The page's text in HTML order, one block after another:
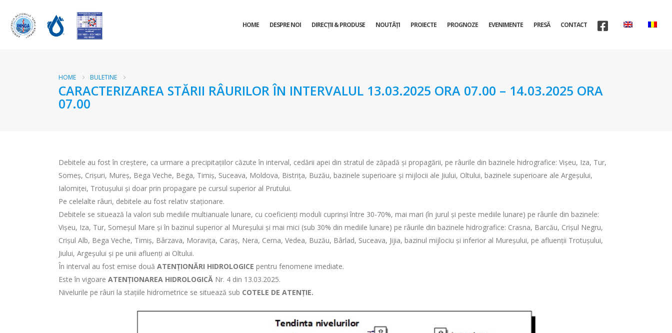
HOME DESPRE NOI DIRECŢII & PRODUSE NOUTĂȚI PROIECTE PROGNOZE EVENIMENTE PRESĂ CONTACT
HOME BULETINE
CARACTERIZAREA STĂRII RÂURILOR ÎN INTERVALUL 13.03.2025 ORA 07.00 – 14.03.2025 ORA
07.00
Debitele au fost în creștere, ca urmare a precipitațiilor căzute în interval, cedării apei din stratul de zăpadă și propagării, pe râurile din bazinele hidrografice: Vişeu, Iza, Tur,
Someş, Crişuri, Mureş, Bega Veche, Bega, Timiş, Suceava, Moldova, Bistrița, Buzău, bazinele superioare și mijlocii ale Jiului, Oltului, bazinele superioare ale Argeşului,
Ialomiței, Trotuşului şi doar prin propagare pe cursul superior al Prutului.
Pe celelalte râuri, debitele au fost relativ staționare.
Debitele se situează la valori sub mediile multianuale lunare, cu coeficienți moduli cuprinși între 30-70%, mai mari (în jurul şi peste mediile lunare) pe râurile din bazinele:
Vişeu, Iza, Tur, Someşul Mare şi în bazinul superior al Mureşului şi mai mici (sub 30% din mediile lunare) pe râurile din bazinele hidrografice: Crasna, Barcău, Crişul Negru,
Crișul Alb, Bega Veche, Timiș, Bârzava, Moravița, Caraș, Nera, Cerna, Vedea, Buzău, Bârlad, Suceava, Jijia, bazinul mijlociu și inferior al Mureșului, pe afluenții Trotușului,
Jiului, Argeșului și pe unii afluenți ai Oltului.
În interval au fost emise două ATENȚIONĂRI HIDROLOGICE pentru fenomene imediate.
Este în vigoare ATENȚIONAREA HIDROLOGICĂ Nr. 4 din 13.03.2025.
Nivelurile pe râuri la stațiile hidrometrice se situează sub COTELE DE ATENȚIE.